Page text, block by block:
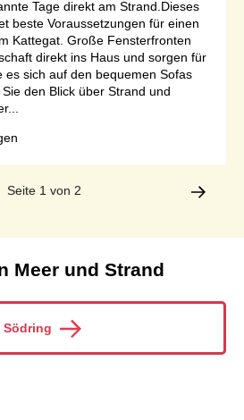
Tage direkt am Strand.Dieses
beste Voraussetzungen für einen
Kattegat. Große Fensterfronten
direkt ins Haus und sorgen für
es sich auf den bequemen Sofas
den Blick über Strand und
Seite 1 von 2
Meer und Strand
Södring